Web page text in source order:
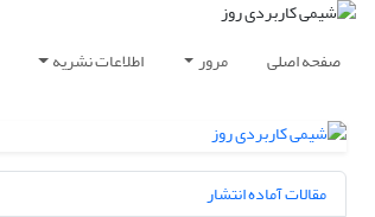
صفحه اصلی مرور اطلاعات نشریه
مقالات آماده انتشار